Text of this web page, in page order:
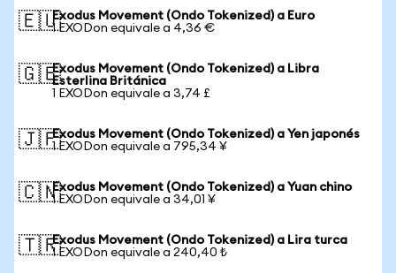
🇪🇺Exodus Movement (Ondo Tokenized) a Euro
1 EXODon equivale a 4,36 €
🇬🇧Exodus Movement (Ondo Tokenized) a Libra
Esterlina Británica
1 EXODon equivale a 3,74 £
🇯🇵Exodus Movement (Ondo Tokenized) a Yen japonés
1 EXODon equivale a 795,34 ¥
🇨🇳Exodus Movement (Ondo Tokenized) a Yuan chino
1 EXODon equivale a 34,01 ¥
🇹🇷Exodus Movement (Ondo Tokenized) a Lira turca
1 EXODon equivale a 240,40 ₺